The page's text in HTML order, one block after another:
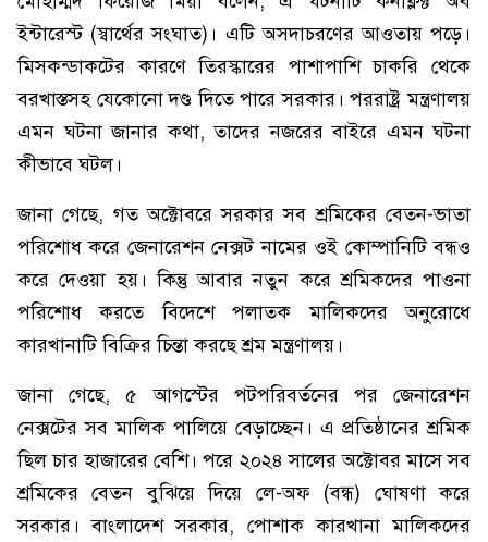
ইন্টারেস্ট (স্বার্থের সংঘাত)। এটি অসদাচরণের আওতায় পড়ে।
মিসকন্ডাকটের কারণে তিরস্কারের পাশাপাশি চাকরি থেকে
বরখাস্তসহ যেকোনো দণ্ড দিতে পারে সরকার। পররাষ্ট্র মন্ত্রণালয়
এমন ঘটনা জানার কথা, তাদের নজরের বাইরে এমন ঘটনা
কীভাবে ঘটল।
জানা গেছে, গত অক্টোবরে সরকার সব শ্রমিকের বেতন-ভাতা
পরিশোধ করে জেনারেশন নেক্সট নামের ওই কোম্পানিটি বন্ধও
করে দেওয়া হয়। কিন্তু আবার নতুন করে শ্রমিকদের পাওনা
পরিশোধ করতে বিদেশে পলাতক মালিকদের অনুরোধে
কারখানাটি বিক্রির চিন্তা করছে শ্রম মন্ত্রণালয়।
জানা গেছে, ৫ আগস্টের পটপরিবর্তনের পর জেনারেশন
নেক্সটের সব মালিক পালিয়ে বেড়াচ্ছেন। এ প্রতিষ্ঠানের শ্রমিক
ছিল চার হাজারের বেশি। পরে ২০২৪ সালের অক্টোবর মাসে সব
শ্রমিকের বেতন বুঝিয়ে দিয়ে লে-অফ (বন্ধ) ঘোষণা করে
সরকার। বাংলাদেশ সরকার, পোশাক কারখানা মালিকদের